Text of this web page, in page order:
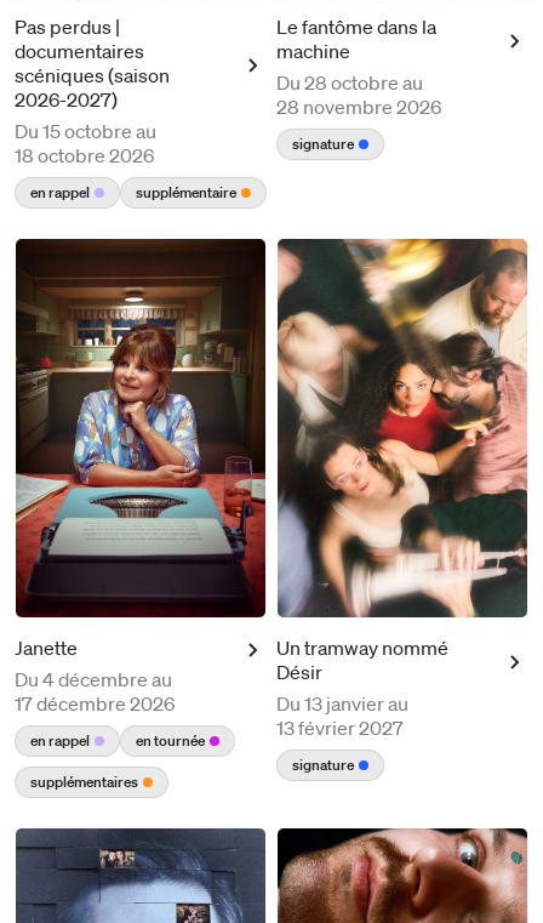
Pas perdus |
documentaires
scéniques (saison
2026-2027)
Du 15 octobre au
18 octobre 2026
en rappel supplémentaire
Le fantôme dans la
machine
Du 28 octobre au
28 novembre 2026
signature
Janette
Du 4 décembre au
17 décembre 2026
en rappel
en tournée
supplémentaires
Un tramway nommé
Désir
Du 13 janvier au
13 février 2027
signature